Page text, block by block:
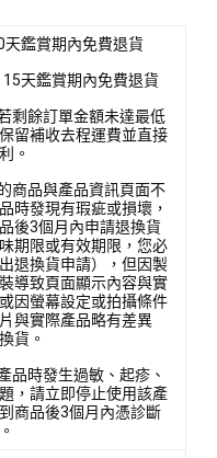
天鑑賞期內免費退貨
天鑑賞期內免費退貨
剩餘訂單金額未達最低
留補收去程運費並直接
。
商品與產品資訊頁面不
時發現有瑕疵或損壞，
後3個月內申請退換貨
期限或有效期限，您必
退換貨申請），但因製
導致頁面顯示內容與實
因螢幕設定或拍攝條件
與實際產品略有差異
貨。
品時發生過敏、起疹、
，請立即停止使用該產
商品後3個月內憑診斷